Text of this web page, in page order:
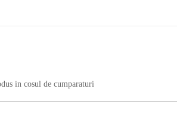
in cosul de cumparaturi